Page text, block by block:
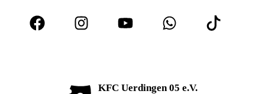
KFC Uerdingen 05 e.V.